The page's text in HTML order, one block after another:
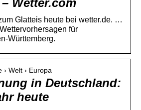
Wetter.com
Glatteis heute bei wetter.de. …
für
Württemberg.
› Welt › Europa
in Deutschland:
heute